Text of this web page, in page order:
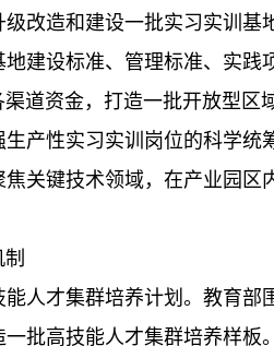
改造和建设一批实习实训
建设标准、管理标准、实
道资金，打造一批开放型区
性实习实训岗位的科学统
关键技术领域，在产业园
才集群培养计划。教育部
批高技能人才集群培养样